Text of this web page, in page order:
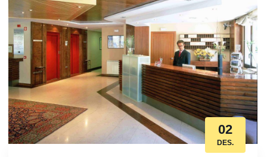
02
DES.